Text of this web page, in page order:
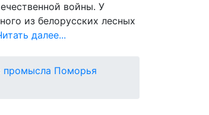
войны. У
из белорусских лесных
далее...
промысла Поморья